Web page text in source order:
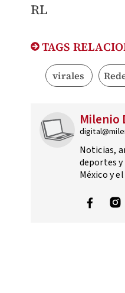
RL
TAGS
virales
Milenio
Noticias,
deportes
México y